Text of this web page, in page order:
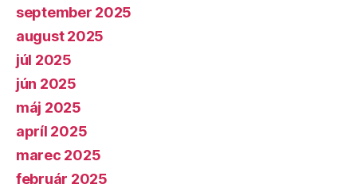
september 2025
august 2025
júl 2025
jún 2025
máj 2025
apríl 2025
marec 2025
február 2025